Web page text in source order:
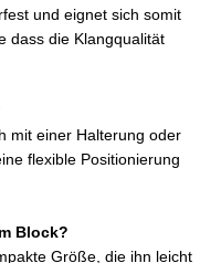
und eignet sich somit
dass die Klangqualität
mit einer Halterung oder
flexible Positionierung
Block?
Größe, die ihn leicht